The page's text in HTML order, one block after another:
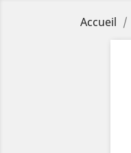
Accueil